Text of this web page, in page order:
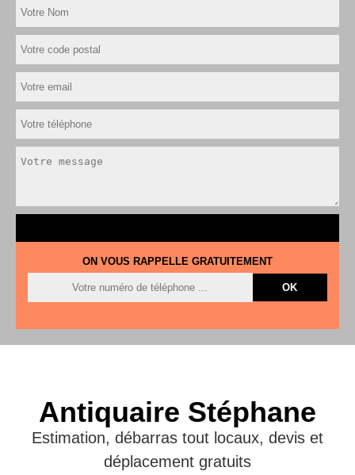
ON VOUS RAPPELLE GRATUITEMENT
Antiquaire Stéphane
Estimation, débarras tout locaux, devis et
déplacement gratuits